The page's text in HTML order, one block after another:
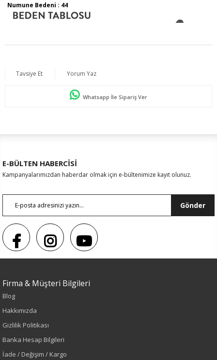
Numune Bedeni : 44
Sezon : YAZLIK
Renk
Sezon
Tavsiye Et Yorum Yaz
Whatsapp İle Sipariş Ver
E-BÜLTEN HABERCİSİ
Kampanyalarımızdan haberdar olmak için e-bültenimize kayıt olunuz.
Gönder
Firma & Müşteri Bilgileri
Blog
Hakkımızda
Gizlilik Politikası
Banka Hesap Bilgileri
İade / Değişim / Kargo